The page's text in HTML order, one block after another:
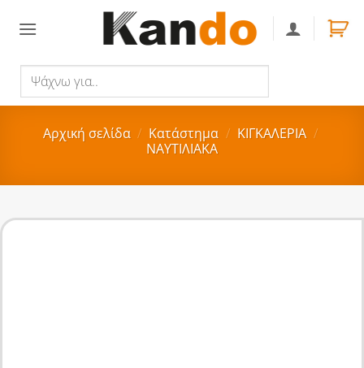
για..
Αρχική σελίδα / Κατάστημα / ΚΙΓΚΑΛΕΡΙΑ /
ΝΑΥΤΙΛΙΑΚΑ